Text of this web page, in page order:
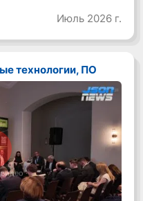
Июль 2026 г.
технологии, ПО